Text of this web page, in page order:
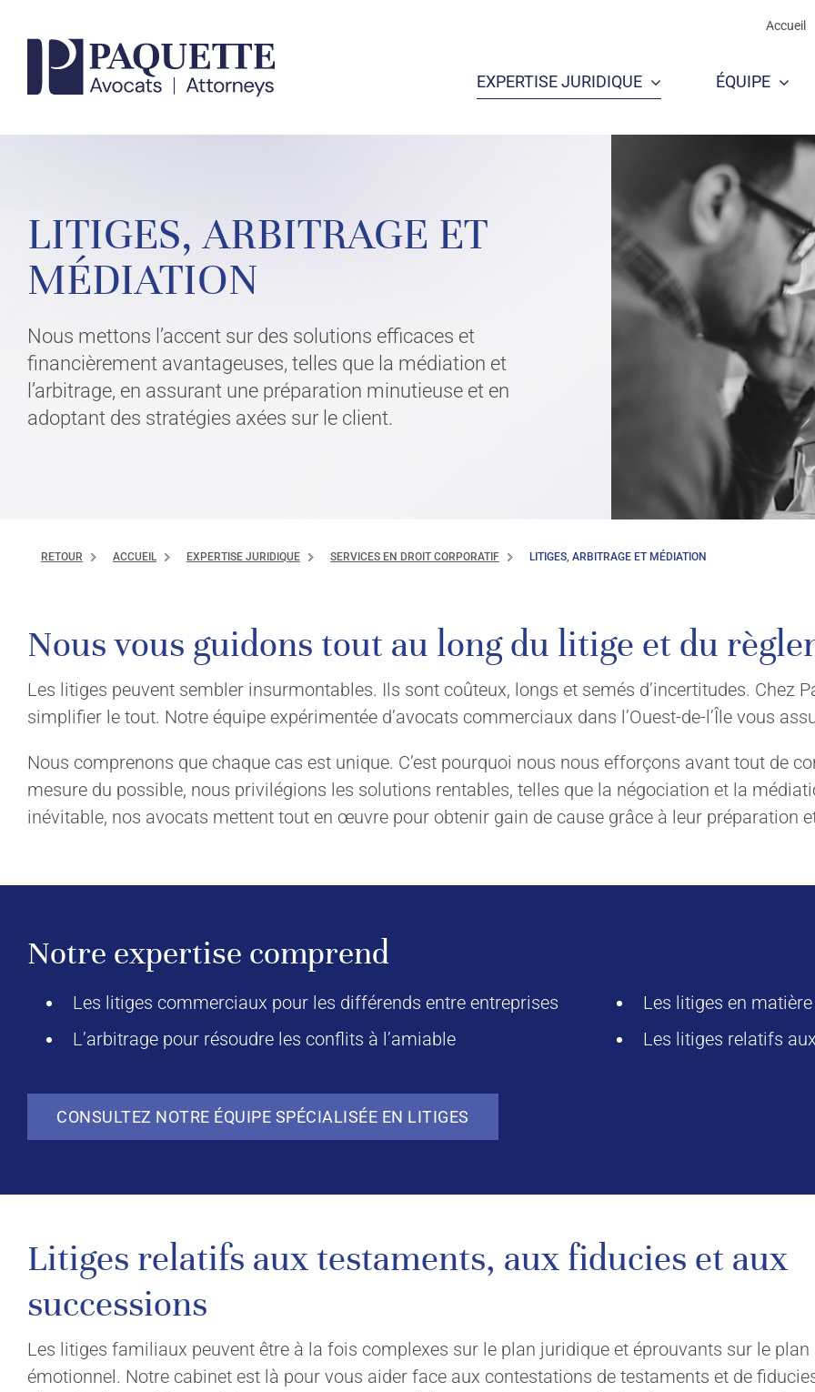
content
Accueil
EXPERTISE JURIDIQUE ÉQUIPE
LITIGES, ARBITRAGE ET
MÉDIATION
Nous mettons l’accent sur des solutions efficaces et
financièrement avantageuses, telles que la médiation et
l’arbitrage, en assurant une préparation minutieuse et en
adoptant des stratégies axées sur le client.
RETOUR ACCUEIL EXPERTISE JURIDIQUE SERVICES EN DROIT CORPORATIF LITIGES, ARBITRAGE ET MÉDIATION
Nous vous guidons tout au long du litige et du
Les litiges peuvent sembler insurmontables. Ils sont coûteux, longs et semés d’incertitudes. Chez
simplifier le tout. Notre équipe expérimentée d’avocats commerciaux dans l’Ouest-de-l’Île vous
Nous comprenons que chaque cas est unique. C’est pourquoi nous nous efforçons avant tout de
mesure du possible, nous privilégions les solutions rentables, telles que la négociation et la
inévitable, nos avocats mettent tout en œuvre pour obtenir gain de cause grâce à leur préparation
Notre expertise comprend
Les litiges commerciaux pour les différends entre entreprises
L’arbitrage pour résoudre les conflits à l’amiable
Les litiges en
Les litiges relatifs
CONSULTEZ NOTRE ÉQUIPE SPÉCIALISÉE EN LITIGES
Litiges relatifs aux testaments, aux fiducies et aux
successions
Les litiges familiaux peuvent être à la fois complexes sur le plan juridique et éprouvants sur le plan
émotionnel. Notre cabinet est là pour vous aider face aux contestations de testaments et de
VOTRE AVOCAT D’AFFAIRES
CONTACTEZ UN EXPERT